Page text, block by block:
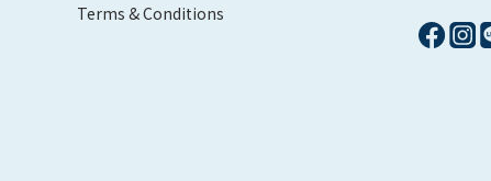
Terms & Conditions